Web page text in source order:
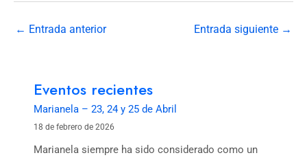
← Entrada anterior Entrada siguiente →
Eventos recientes
Marianela – 23, 24 y 25 de Abril
18 de febrero de 2026
Marianela siempre ha sido considerado como un